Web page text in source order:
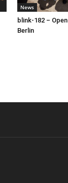
News
blink-182 –
Berlin